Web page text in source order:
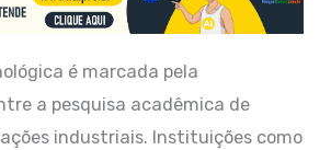
é marcada pela
a pesquisa acadêmica de
industriais. Instituições como